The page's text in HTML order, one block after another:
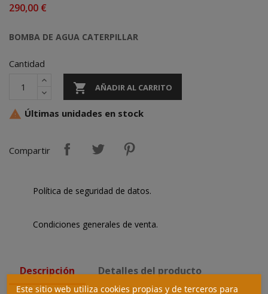
290,00 €
BOMBA DE AGUA CATERPILLAR
Cantidad
 AÑADIR AL CARRITO
 Últimas unidades en stock
Compartir
Política de seguridad de datos.
Condiciones generales de venta.
Descripción Detalles del producto
Este sitio web utiliza cookies propias y de terceros para